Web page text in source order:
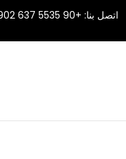
اتصل بنا: +90 5535 637 902